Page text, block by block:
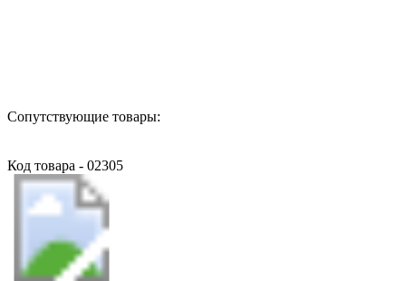
Сопутствующие товары:
Код товара - 02305